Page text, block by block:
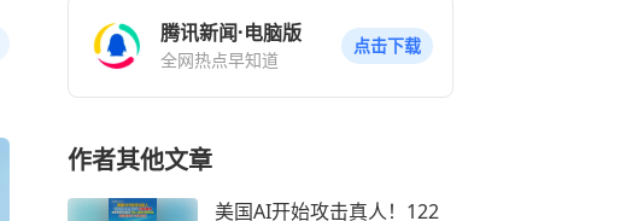
腾讯新闻·电脑版
全网热点早知道
点击下载
作者其他文章
美国AI开始攻击真人！122